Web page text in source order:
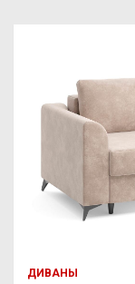
ДИВАНЫ